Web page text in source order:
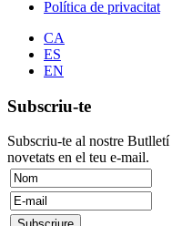
Política de privacitat
CA
ES
EN
Subscriu-te
Subscriu-te al nostre
novetats en el teu e-mail.